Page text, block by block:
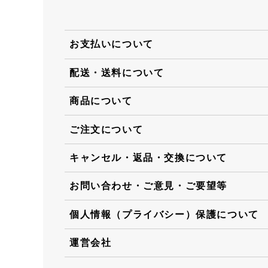
お支払いについて
配送・送料について
商品について
ご注文について
キャンセル・返品・交換について
お問い合わせ・ご意見・ご要望等
個人情報（プライバシー）保護について
運営会社